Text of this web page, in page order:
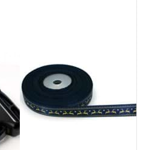
27m Bedrucktes
Band aus
Polyester,
15mm breit -